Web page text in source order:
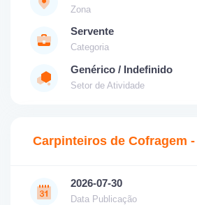
Zona
Servente
Categoria
Genérico / Indefinido
Setor de Atividade
Carpinteiros de Cofragem
2026-07-30
Data Publicação